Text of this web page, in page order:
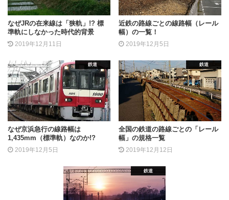
なぜJRの在来線は「狭軌」!? 標
準軌にしなかった時代的背景
2019年12月11日
近鉄の路線ごとの線路幅（レール
幅）の一覧！
2019年12月5日
鉄道
なぜ京浜急行の線路幅は
1,435mm（標準軌）なのか!?
2019年12月5日
鉄道
全国の鉄道の路線ごとの「レール
幅」の規格一覧
2019年12月12日
鉄道